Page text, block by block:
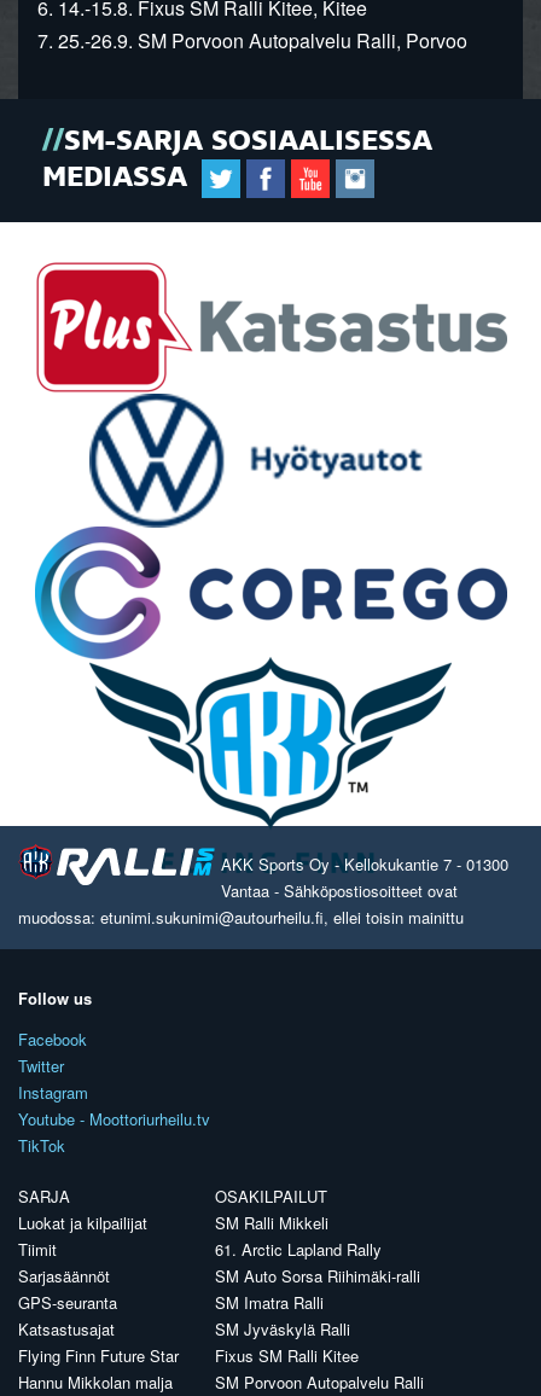
6. 14.-15.8. Fixus SM Ralli Kitee, Kitee
7. 25.-26.9. SM Porvoon Autopalvelu Ralli, Porvoo
SM-SARJA SOSIAALISESSA
MEDIASSA
AKK Sports Oy - Kellokukantie 7 - 01300
Vantaa - Sähköpostiosoitteet ovat
muodossa: etunimi.sukunimi@autourheilu.fi, ellei toisin mainittu
Follow us
Facebook
Twitter
Instagram
Youtube - Moottoriurheilu.tv
TikTok
SARJA
Luokat ja kilpailijat
Tiimit
Sarjasäännöt
GPS-seuranta
Katsastusajat
Flying Finn Future Star
Hannu Mikkolan malja
OSAKILPAILUT
SM Ralli Mikkeli
61. Arctic Lapland Rally
SM Auto Sorsa Riihimäki-ralli
SM Imatra Ralli
SM Jyväskylä Ralli
Fixus SM Ralli Kitee
SM Porvoon Autopalvelu Ralli